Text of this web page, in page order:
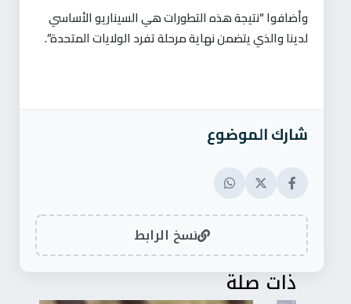
وأضافوا “نتيجة هذه التطورات هي السيناريو الأساسي
لدينا والذي يتضمن نهاية مرحلة تفرد الولايات المتحدة”.
شارك الموضوع
نسخ الرابط
ذات صلة